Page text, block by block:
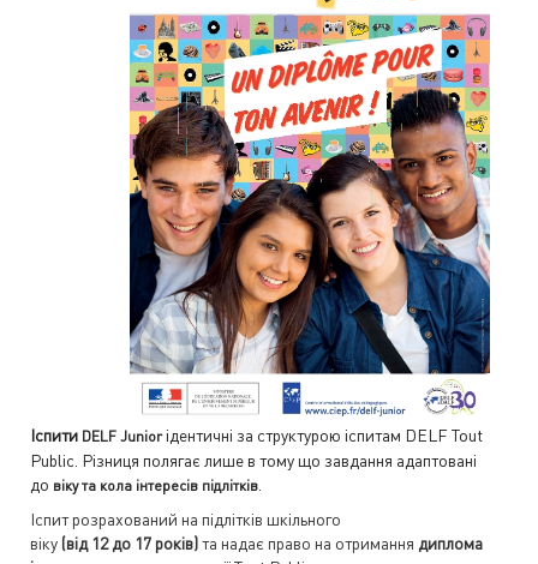
Іспити DELF Junior ідентичні за структурою іспитам DELF Tout
Public. Різниця полягає лише в тому що завдання адаптовані
до віку та кола інтересів підлітків
Іспит розрахований на підлітків шкільного
віку (від12до 17 років)та надає право на отримання диплома